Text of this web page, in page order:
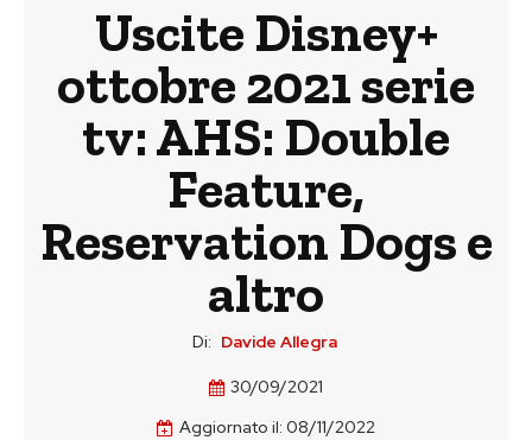
Uscite Disney+
ottobre 2021 serie
tv: AHS: Double
Feature,
Reservation Dogs e
altro
Di: Davide Allegra
30/09/2021
Aggiornato il: 08/11/2022